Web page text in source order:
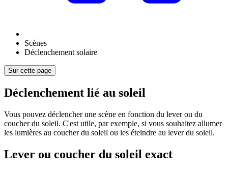
Scènes
Déclenchement solaire
Sur cette page
Déclenchement lié au soleil
Vous pouvez déclencher une scène en fonction du lever ou du
coucher du soleil. C'est utile, par exemple, si vous souhaitez allumer
les lumières au coucher du soleil ou les éteindre au lever du soleil.
Lever ou coucher du soleil exact